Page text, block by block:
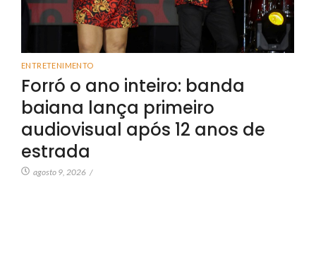
ENTRETENIMENTO
Forró o ano inteiro: banda
baiana lança primeiro
audiovisual após 12 anos de
estrada
agosto 9, 2026 /